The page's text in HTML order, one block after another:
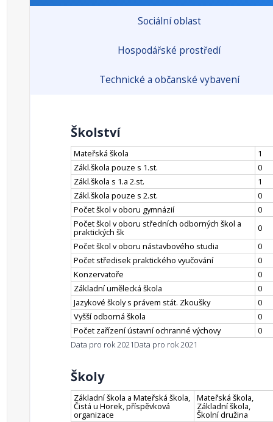
Sociální oblast
Hospodářské prostředí
Technické a občanské vybavení
Školství
Mateřská škola
1
Zákl.škola pouze s 1.st.
0
Zákl.škola s 1.a 2.st.
1
Zákl.škola pouze s 2.st.
0
Počet škol v oboru gymnázií
0
Počet škol v oboru středních odborných škol a
praktických šk
0
Počet škol v oboru nástavbového studia
0
Počet středisek praktického vyučování
0
Konzervatoře
0
Základní umělecká škola
0
Jazykové školy s právem stát. Zkoušky
0
Vyšší odborná škola
0
Počet zařízení ústavní ochranné výchovy
0
Data pro rok 2021Data pro rok 2021
Školy
Základní škola a Mateřská škola,
Čistá u Horek, příspěvková
organizace
Mateřská škola,
Základní škola,
Školní družina